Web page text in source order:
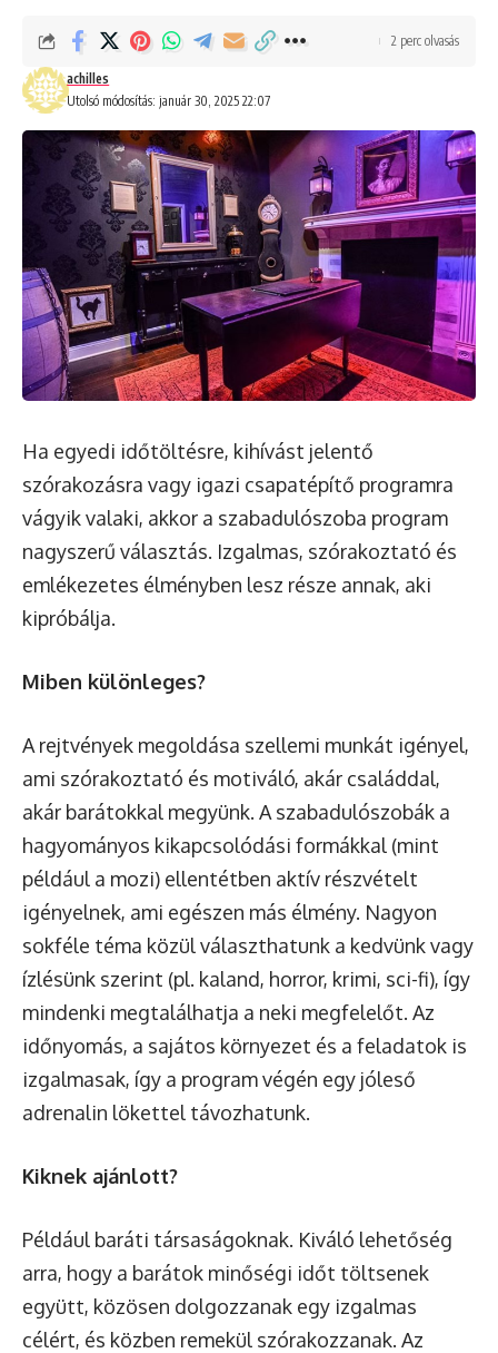
Utolsó módosítás: január 30, 2025 22:07
achilles
2 perc olvasás
Ha egyedi időtöltésre, kihívást jelentő
szórakozásra vagy igazi csapatépítő programra
vágyik valaki, akkor a szabadulószoba program
nagyszerű választás. Izgalmas, szórakoztató és
emlékezetes élményben lesz része annak, aki
kipróbálja.
Miben különleges?
A rejtvények megoldása szellemi munkát igényel,
ami szórakoztató és motiváló, akár családdal,
akár barátokkal megyünk. A szabadulószobák a
hagyományos kikapcsolódási formákkal (mint
például a mozi) ellentétben aktív részvételt
igényelnek, ami egészen más élmény. Nagyon
sokféle téma közül választhatunk a kedvünk vagy
ízlésünk szerint (pl. kaland, horror, krimi, sci-fi), így
mindenki megtalálhatja a neki megfelelőt. Az
időnyomás, a sajátos környezet és a feladatok is
izgalmasak, így a program végén egy jóleső
adrenalin lökettel távozhatunk.
Kiknek ajánlott?
Például baráti társaságoknak. Kiváló lehetőség
arra, hogy a barátok minőségi időt töltsenek
együtt, közösen dolgozzanak egy izgalmas
célért, és közben remekül szórakozzanak. Az